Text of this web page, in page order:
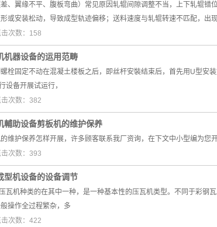
、翼缘不平、腹板弯曲）常见原因轧辊间隙调整不当，上下轧辊
或安装松动，导致成型轨迹偏移；送料速度与轧辊转速不匹配，出
次数：158
机器设备的运用范畴
栓固定不动在混凝土楼板之后，即丝杆安裝结束后，首先用U型安
设备开展试运行，
次数：382
輔助设备剪板机的维护保养
维护保养怎样开展，许多顾客联系我厂资询，在下文中小型编为您
次数：393
型机设备的设备调节
瓦机种类的在其中一种，是一种基本性的压瓦机类型。不同于彩钢
操作全过程繁杂，多
次数：422